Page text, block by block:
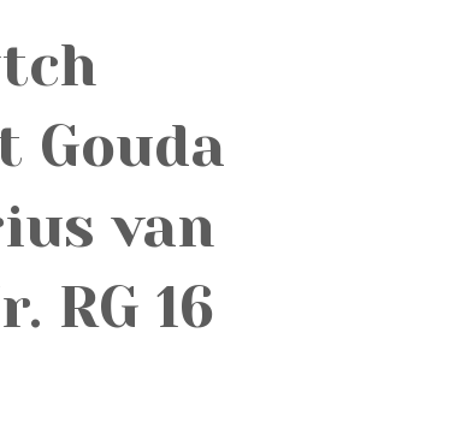
Gouda
van
RG 16